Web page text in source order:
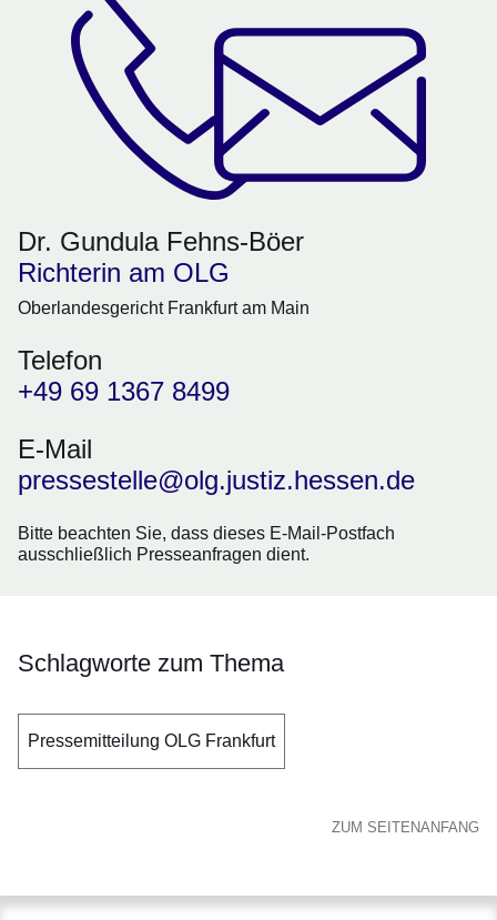
Dr. Gundula Fehns-Böer
Richterin am OLG
Oberlandesgericht Frankfurt am Main
Telefon
+49 69 1367 8499
E-Mail
pressestelle@olg.justiz.hessen.de
Bitte beachten Sie, dass dieses E-Mail-Postfach
ausschließlich Presseanfragen dient.
Schlagworte zum Thema
Pressemitteilung OLG Frankfurt
ZUM SEITENANFANG